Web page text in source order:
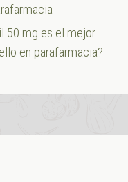
50 mg es el mejor
en parafarmacia?